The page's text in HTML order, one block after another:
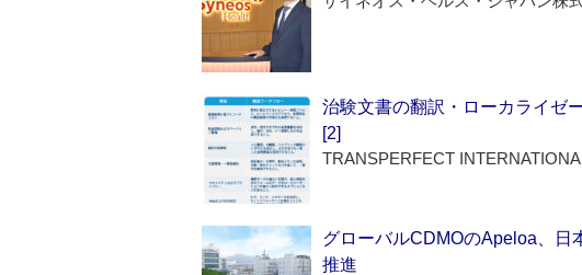
治験文書の翻訳・ローカライゼ
[2]
TRANSPERFECT
グローバルCDMOのApeloa、日
推進